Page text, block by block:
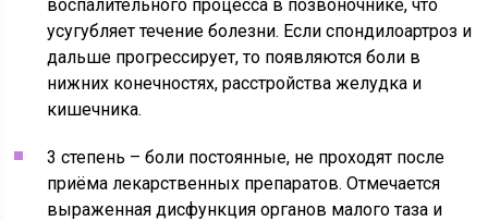
воспалительного процесса в позвоночнике, что
усугубляет течение болезни. Если спондилоартроз и
дальше прогрессирует, то появляются боли в
нижних конечностях, расстройства желудка и
кишечника.
3 степень – боли постоянные, не проходят после
приёма лекарственных препаратов. Отмечается
выраженная дисфункция органов малого таза и